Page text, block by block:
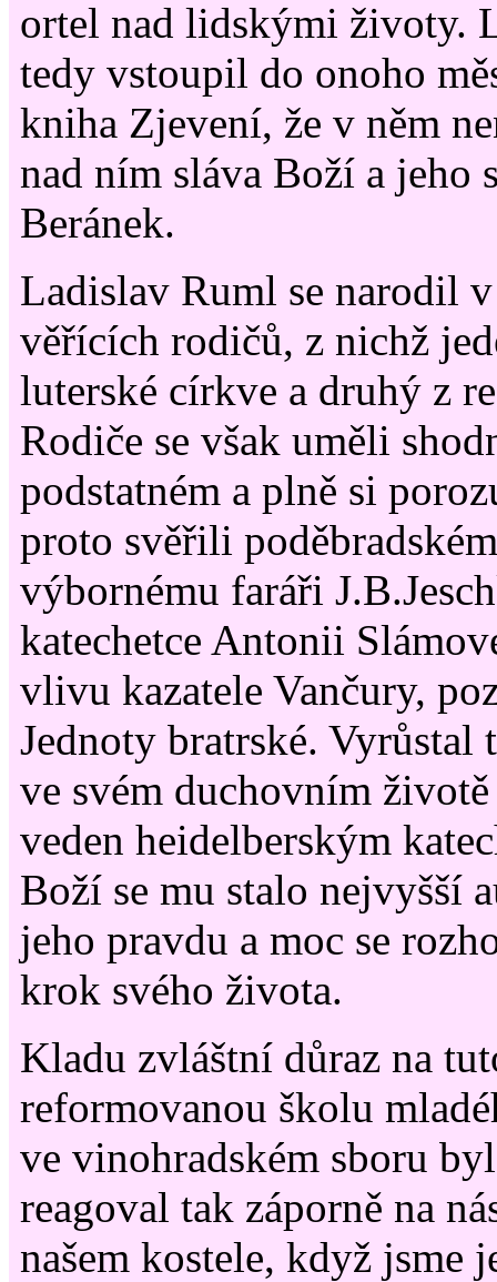
ortel nad lidskými životy.
tedy vstoupil do onoho
kniha Zjevení, že v něm
nad ním sláva Boží a jeho
Beránek.
Ladislav Ruml se narodil
věřících rodičů, z nichž
luterské církve a druhý z
Rodiče se však uměli
podstatném a plně si
proto svěřili
výbornému faráři
katechetce Antonii
vlivu kazatele Vančury,
Jednoty bratrské. Vyrůstal
ve svém duchovním
veden heidelberským
Boží se mu stalo nejvyšší
jeho pravdu a moc se
krok svého života.
Kladu zvláštní důraz na
reformovanou školu
ve vinohradském sboru
reagoval tak záporně na
našem kostele, když jsme